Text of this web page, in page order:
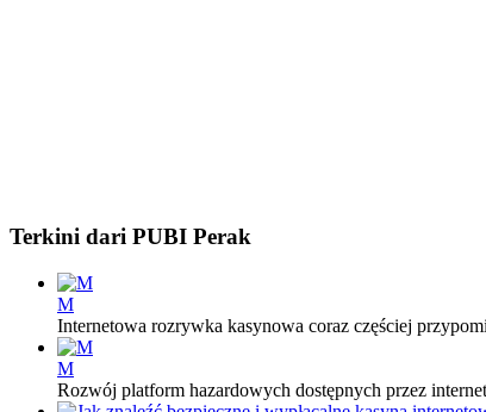
Terkini dari PUBI Perak
M
Internetowa rozrywka kasynowa coraz częściej
M
Rozwój platform hazardowych dostępnych przez